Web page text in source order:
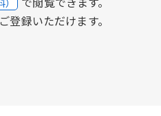
）
登録いただけます。